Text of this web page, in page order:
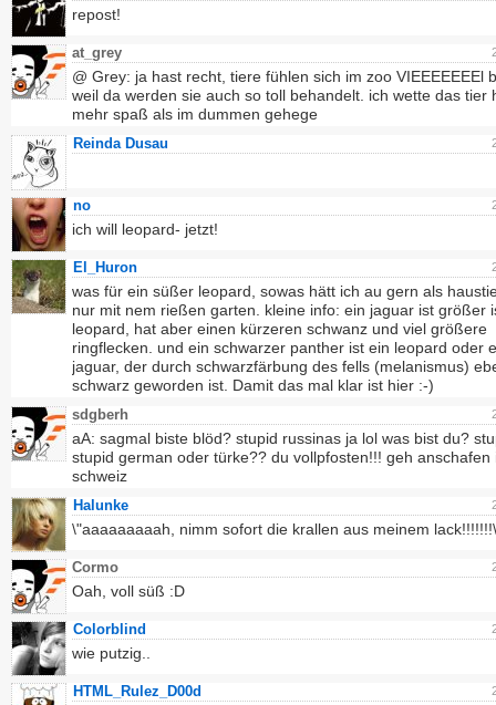
repost!
at_grey
@ Grey: ja hast recht, tiere fühlen sich im zoo VIEEEEEEEl
weil da werden sie auch so toll behandelt. ich wette das tier
mehr spaß als im dummen gehege
Reinda Dusau
no
ich will leopard- jetzt!
El_Huron
was für ein süßer leopard, sowas hätt ich au gern als
nur mit nem rießen garten. kleine info: ein jaguar ist größer
leopard, hat aber einen kürzeren schwanz und viel größere
ringflecken. und ein schwarzer panther ist ein leopard oder
jaguar, der durch schwarzfärbung des fells (melanismus)
schwarz geworden ist. Damit das mal klar ist hier :-)
sdgberh
aA: sagmal biste blöd? stupid russinas ja lol was bist du?
stupid german oder türke?? du vollpfosten!!! geh anschafen
schweiz
Halunke
\"aaaaaaaaah, nimm sofort die krallen aus meinem
Cormo
Oah, voll süß :D
Colorblind
wie putzig..
HTML_Rulez_D00d